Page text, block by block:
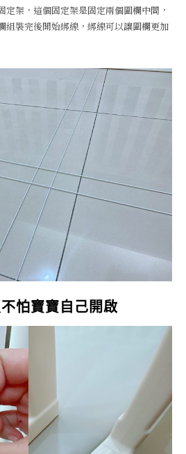
架，這個固定架是固定兩個圍欄中間，
組裝完後開始綁線，綁線可以讓圍欄更加
怕寶寶自己開啟